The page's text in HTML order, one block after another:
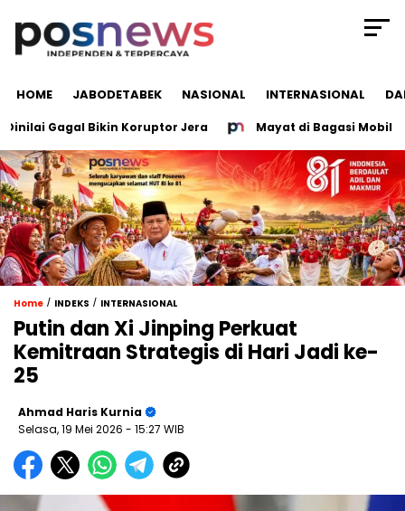
HOME JABODETABEK NASIONAL INTERNASIONAL
Gagal Bikin Koruptor Jera Mayat di Bagasi Mobil
Home / INDEKS / INTERNASIONAL
Putin dan Xi Jinping Perkuat
Kemitraan Strategis di Hari Jadi ke-
25
Ahmad Haris Kurnia
Selasa, 19 Mei 2026 - 15:27 WIB